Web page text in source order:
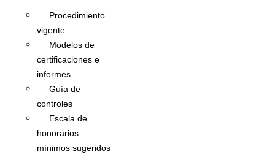
Procedimiento
vigente
Modelos de
certificaciones e
informes
Guía de
controles
Escala de
honorarios
mínimos sugeridos